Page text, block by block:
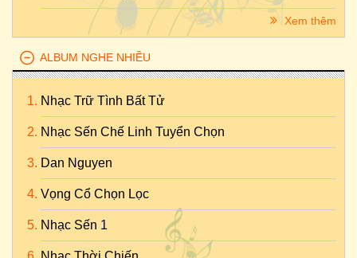
Xem thêm
ALBUM NGHE NHIỀU
Nhạc Trữ Tình Bất Tử
Nhạc Sến Chế Linh Tuyển Chọn
Dan Nguyen
Vọng Cổ Chọn Lọc
Nhạc Sến 1